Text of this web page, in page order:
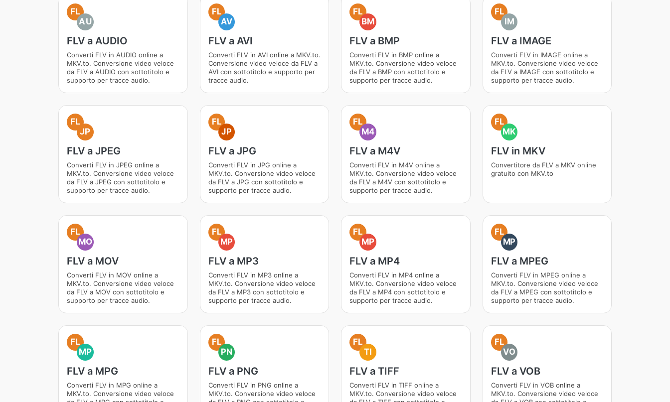
FL
AU
FLV a AUDIO
Converti FLV in AUDIO online a
MKV.to. Conversione video veloce
da FLV a AUDIO con sottotitolo e
supporto per tracce audio.
FL
AV
FLV a AVI
Converti FLV in AVI online a MKV.to.
Conversione video veloce da FLV a
AVI con sottotitolo e supporto per
tracce audio.
FL
BM
FLV a BMP
Converti FLV in BMP online a
MKV.to. Conversione video veloce
da FLV a BMP con sottotitolo e
supporto per tracce audio.
FL
IM
FLV a IMAGE
Converti FLV in IMAGE online a
MKV.to. Conversione video veloce
da FLV a IMAGE con sottotitolo e
supporto per tracce audio.
FL
JP
FLV a JPEG
Converti FLV in JPEG online a
MKV.to. Conversione video veloce
da FLV a JPEG con sottotitolo e
supporto per tracce audio.
FL
JP
FLV a JPG
Converti FLV in JPG online a
MKV.to. Conversione video veloce
da FLV a JPG con sottotitolo e
supporto per tracce audio.
FL
M4
FLV a M4V
Converti FLV in M4V online a
MKV.to. Conversione video veloce
da FLV a M4V con sottotitolo e
supporto per tracce audio.
FL
MK
FLV in MKV
Convertitore da FLV a MKV online
gratuito con MKV.to
FL
MO
FLV a MOV
Converti FLV in MOV online a
MKV.to. Conversione video veloce
da FLV a MOV con sottotitolo e
supporto per tracce audio.
FL
MP
FLV a MP3
Converti FLV in MP3 online a
MKV.to. Conversione video veloce
da FLV a MP3 con sottotitolo e
supporto per tracce audio.
FL
MP
FLV a MP4
Converti FLV in MP4 online a
MKV.to. Conversione video veloce
da FLV a MP4 con sottotitolo e
supporto per tracce audio.
FL
MP
FLV a MPEG
Converti FLV in MPEG online a
MKV.to. Conversione video veloce
da FLV a MPEG con sottotitolo e
supporto per tracce audio.
FL
MP
FLV a MPG
Converti FLV in MPG online a
MKV.to. Conversione video veloce
FL
PN
FLV a PNG
Converti FLV in PNG online a
MKV.to. Conversione video veloce
FL
TI
FLV a TIFF
Converti FLV in TIFF online a
MKV.to. Conversione video veloce
FL
VO
FLV a VOB
Converti FLV in VOB online a
MKV.to. Conversione video veloce